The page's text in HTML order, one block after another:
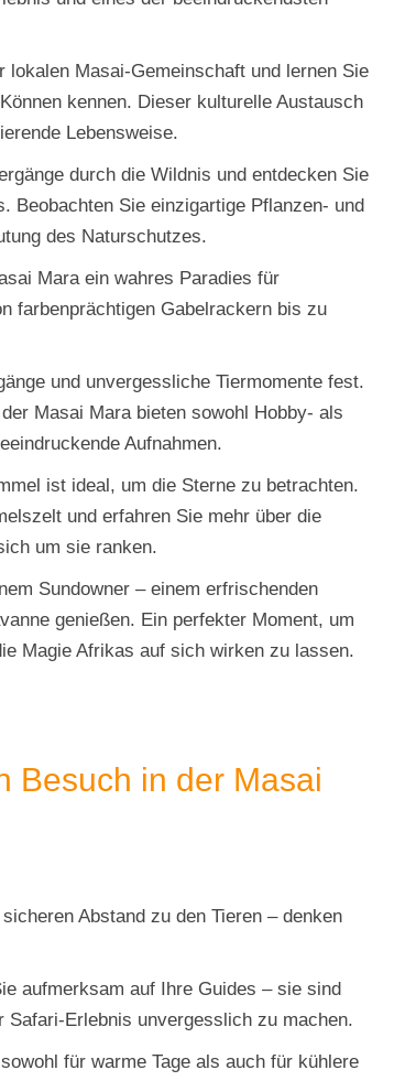
lokalen Masai-Gemeinschaft und lernen Sie
kennen. Dieser kulturelle Austausch
Lebensweise.
durch die Wildnis und entdecken Sie
Beobachten Sie einzigartige Pflanzen- und
des Naturschutzes.
Mara ein wahres Paradies für
farbenprächtigen Gabelrackern bis zu
und unvergessliche Tiermomente fest.
Masai Mara bieten sowohl Hobby- als
Aufnahmen.
ist ideal, um die Sterne zu betrachten.
und erfahren Sie mehr über die
um sie ranken.
Sundowner – einem erfrischenden
genießen. Ein perfekter Moment, um
Magie Afrikas auf sich wirken zu lassen.
Besuch in der Masai
Abstand zu den Tieren – denken
aufmerksam auf Ihre Guides – sie sind
Erlebnis unvergesslich zu machen.
für warme Tage als auch für kühlere